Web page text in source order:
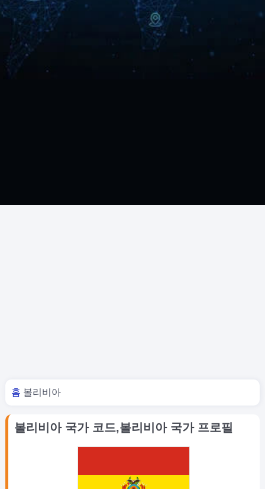
너 여기 있어
홈 볼리비아
볼리비아 국가 코드,볼리비아 국가 프로필